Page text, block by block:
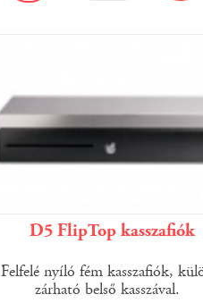
D5 FlipTop kasszafiók
Felfelé nyíló fém kasszafiók,
zárható belső kasszával.